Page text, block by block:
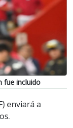
fue incluido
enviará a